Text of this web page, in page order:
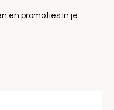
en promoties in je